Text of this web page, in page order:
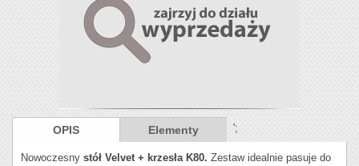
OPIS Elementy ';
Nowoczesny stół Velvet + krzesła K80. Zestaw idealnie pasuje do